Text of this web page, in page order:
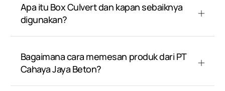
Apa itu Box Culvert dan kapan sebaiknya
digunakan?
Bagaimana cara memesan produk dari PT
Cahaya Jaya Beton?